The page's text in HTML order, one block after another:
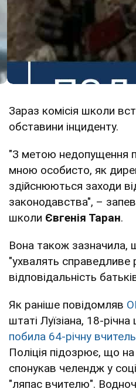
Зараз комісія школи
обставини інциденту.
"З метою недопущення
мною особисто, як
здійснюються заходи
законодавства", –
школи Євгенія Таран.
Вона також зазначила,
"ухвалять справедливе
відповідальність
Як раніше повідомляв
штаті Луїзіана, 18-
побила 64-річну
Поліція підозрює, що
спонукав челендж у
"ляпас вчителю".